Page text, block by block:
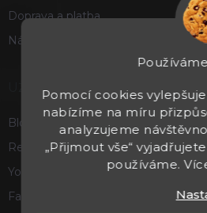
Pomocí cookies
nabízíme na míru
analyzujeme
„Přijmout vše“
používáme.
Doprava a platba
Náš příběh
UŽITEČNÉ
Blog
Recenze a hodnocení
Youtube
Facebook